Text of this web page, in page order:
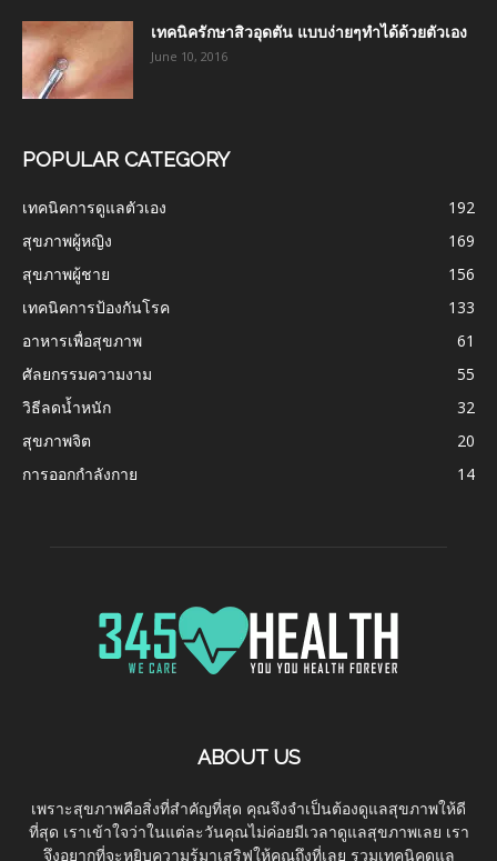
เทคนิครักษาสิวอุดตัน แบบง่ายๆทำได้ด้วยตัวเอง
June 10, 2016
POPULAR CATEGORY
เทคนิคการดูแลตัวเอง
192
สุขภาพผู้หญิง
169
สุขภาพผู้ชาย
156
เทคนิคการป้องกันโรค
133
อาหารเพื่อสุขภาพ
61
ศัลยกรรมความงาม
55
วิธีลดน้ำหนัก
32
สุขภาพจิต
20
การออกกำลังกาย
14
ABOUT US
เพราะสุขภาพคือสิ่งที่สำคัญที่สุด คุณจึงจำเป็นต้องดูแลสุขภาพให้ดี
ที่สุด เราเข้าใจว่าในแต่ละวันคุณไม่ค่อยมีเวลาดูแลสุขภาพเลย เรา
จึงอยากที่จะหยิบความรู้มาเสริฟให้คุณถึงที่เลย รวมเทคนิคดูแล